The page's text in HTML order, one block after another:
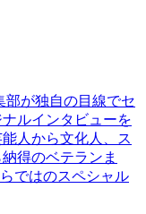
部が独自の目線でセ
ルインタビューを
人から文化人、ス
得のベテランま
ではのスペシャル